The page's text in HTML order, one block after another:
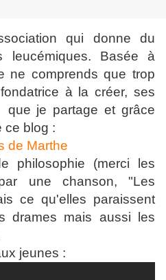
qui donne du
leucémiques. Basée à
ne comprends que trop
à la créer, ses
que je partage et grâce
ce blog :
de Marthe
philosophie (merci les
une chanson, "Les
ce qu'elles paraissent
drames mais aussi les
jeunes :